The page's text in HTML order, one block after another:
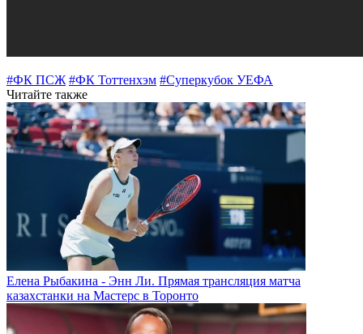
#ФК ПСЖ #ФК Тоттенхэм #Суперкубок УЕФА
Читайте также
Елена Рыбакина - Энн Ли. Прямая трансляция матча
казахстанки на Мастерс в Торонто